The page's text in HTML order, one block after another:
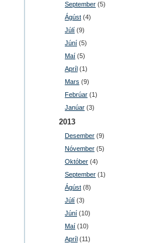
September (5)
Ágúst (4)
Júlí (9)
Júní (5)
Maí (5)
Apríl (1)
Mars (9)
Febrúar (1)
Janúar (3)
2013
Desember (9)
Nóvember (5)
Október (4)
September (1)
Ágúst (8)
Júlí (3)
Júní (10)
Maí (10)
Apríl (11)